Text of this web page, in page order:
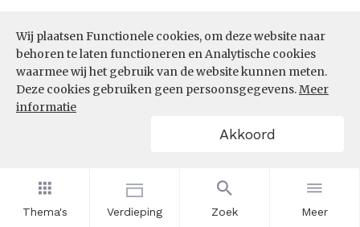
Thema's Verdieping Zoek Meer
Wij plaatsen Functionele cookies, om deze website naar
behoren te laten functioneren en Analytische cookies
waarmee wij het gebruik van de website kunnen meten.
Deze cookies gebruiken geen persoonsgegevens.Meer
informatie
Akkoord